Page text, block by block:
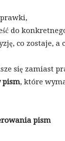
do
co zostaje, a
się zamiast
pism, które
pism